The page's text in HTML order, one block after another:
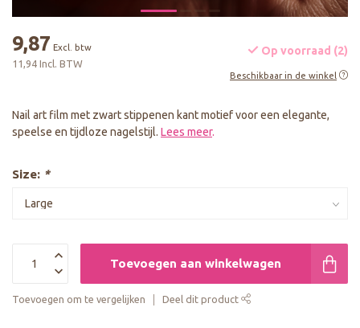
9,87 Excl. btw
11,94 Incl. BTW
Op voorraad (2)
Beschikbaar in de winkel
Nail art film met zwart stippenen kant motief voor een elegante,
speelse en tijdloze nagelstijl. Lees meer.
Size: *
Toevoegen aan winkelwagen
Toevoegen om te vergelijken Deel dit product